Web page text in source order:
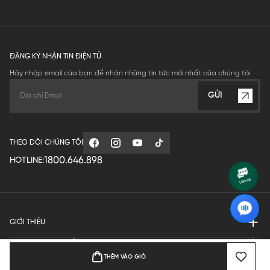
THÊM VÀO GIỎ
ĐĂNG KÝ NHẬN TIN ĐIỆN TỬ
Hãy nhập email của bạn để nhận những tin tức mới nhất của chúng tôi
GỬI
THEO DÕI CHÚNG TÔI
HOTLINE:1800.646.898
GIỚI THIỆU
QUY ĐỊNH HOẠT ĐỘNG